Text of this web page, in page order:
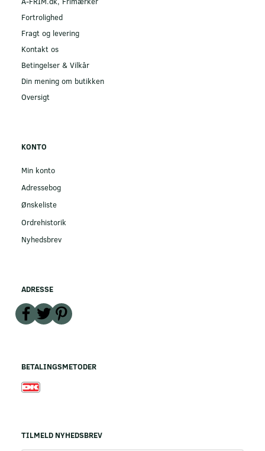
Fortrolighed
Fragt og levering
Kontakt os
Betingelser & Vilkår
Din mening om butikken
Oversigt
KONTO
Min konto
Adressebog
Ønskeliste
Ordrehistorik
Nyhedsbrev
ADRESSE
BETALINGSMETODER
TILMELD NYHEDSBREV